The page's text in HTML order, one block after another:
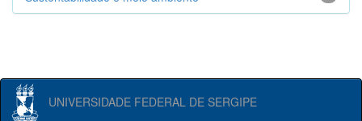
UNIVERSIDADE FEDERAL DE SERGIPE